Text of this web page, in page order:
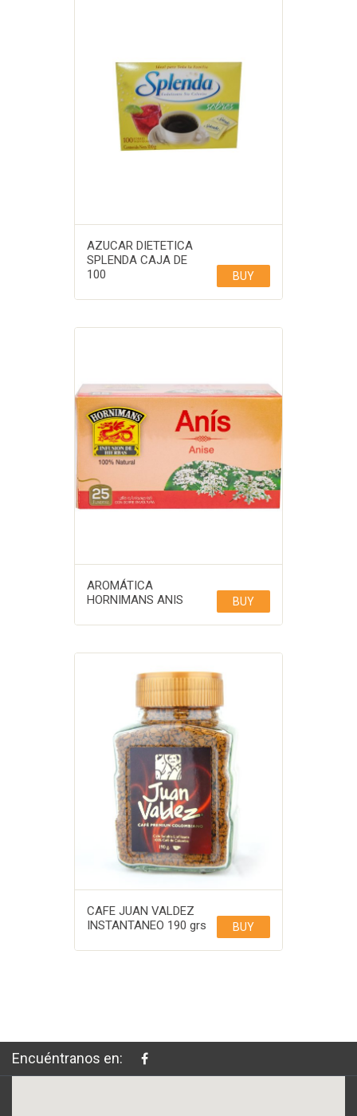
AZUCAR DIETETICA
SPLENDA CAJA DE
100
BUY
AROMÁTICA
HORNIMANS ANIS
BUY
CAFE JUAN VALDEZ
INSTANTANEO 190 grs
BUY
Encuéntranos en: